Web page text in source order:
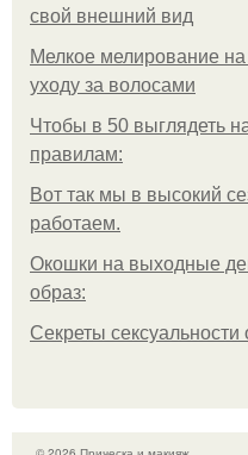
свой внешний вид
Мелкое мелирование на
уходу за волосами
Чтобы в 50 выглядеть
правилам:
Вот так мы в высокий
работаем.
Окошки на выходные
образ:
Секреты